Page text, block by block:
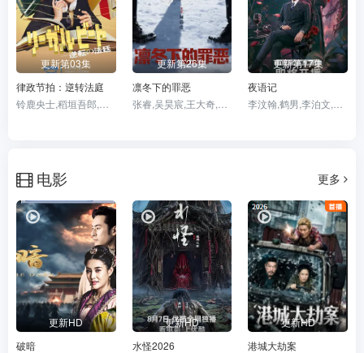
更新第03集
律政节拍：逆转法庭
更新第26集
凛冬下的罪恶
更新第17集
夜语记
电影 更多
更新HD
破暗
更新HD
水怪2026
更新HD
港城大劫案